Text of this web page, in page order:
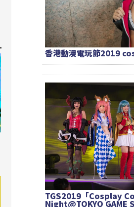
香港動漫電玩節2019
TGS2019「Cosplay
Night@TOKYO GAME